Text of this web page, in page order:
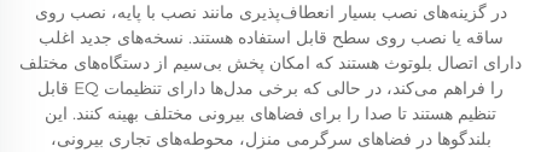
در گزینه‌های نصب بسیار انعطاف‌پذیری مانند نصب با پایه، نصب روی
ساقه یا نصب روی سطح قابل استفاده هستند. نسخه‌های جدید اغلب
دارای اتصال بلوتوث هستند که امکان پخش بی‌سیم از دستگاه‌های مختلف
را فراهم می‌کند، در حالی که برخی مدل‌ها دارای تنظیمات EQ قابل
تنظیم هستند تا صدا را برای فضاهای بیرونی مختلف بهینه کنند. این
بلندگوها در فضاهای سرگرمی منزل، محوطه‌های تجاری بیرونی،